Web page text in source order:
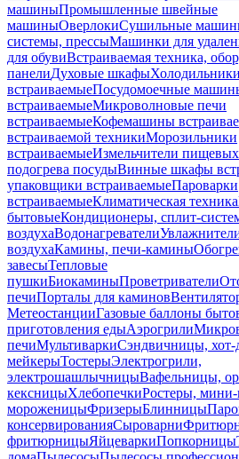
машиныПромышленные швейные
машиныОверлокиСушильные
системы, прессыМашинки для
для обувиВстраиваемая техника,
панелиДуховые шкафыХолодильники
встраиваемыеПосудомоечные
встраиваемыеМикроволновые печи
встраиваемыеКофемашины
встраиваемой техникиМорозильники
встраиваемыеИзмельчители пищевых
подогрева посудыВинные шкафы
упаковщики встраиваемыеПароварки
встраиваемыеКлиматическая техника
бытовыеКондиционеры, сплит-
воздухаВодонагреватели
воздухаКамины, печи-камины
завесыТепловые
пушкиБиокаминыПроветриватели
печиПорталы для каминов
МетеостанцииГазовые баллоны
приготовления едыАэрогрили
печиМультиваркиСэндвичницы, хот-
мейкерыТостерыЭлектрогрили,
электрошашлычницыВафельницы,
кексницыХлебопечкиРостеры, мини-
мороженицыФризерыБлинницы
консервированияСыроварни
фритюрницыЯйцеваркиПопкорницы